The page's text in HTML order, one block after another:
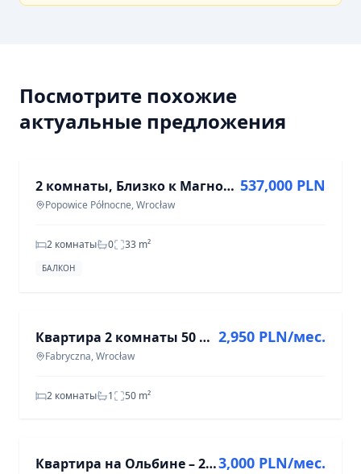
Посмотрите похожие
актуальные предложения
ПРОДАЖА
2 комнаты, Близко к Магнолии, Балкон, Лифт, Доступно сиюминутно
Popowice Północne, Wrocław
537,000 PLN
2 комнаты 0 33 m²
БАЛКОН
Квартира 2 комнаты 50 м² в Фабричной, Вроцлав
Fabryczna, Wrocław
2,950 PLN/мес.
2 комнаты 1 50 m²
Квартира на Ольбине – 2 комнаты, 44 м², ул. На Сзаńcach3,000 PLN/мес.